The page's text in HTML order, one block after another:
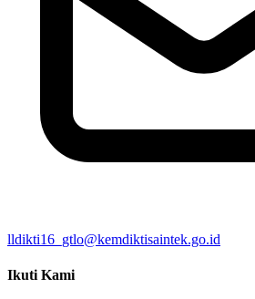
lldikti16_gtlo@kemdiktisaintek.go.id
Ikuti Kami